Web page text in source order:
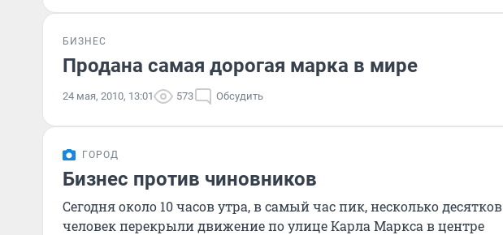
БИЗНЕС
Продана самая дорогая марка в мире
24 мая, 2010, 13:01 573 Обсудить
ГОРОД
Бизнес против чиновников
Сегодня около 10 часов утра, в самый час пик, несколько десятков
человек перекрыли движение по улице Карла Маркса в центре